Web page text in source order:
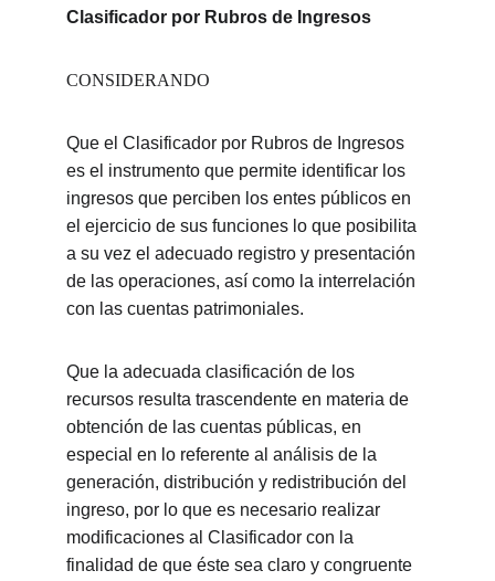
Clasificador por Rubros de Ingresos
CONSIDERANDO
Que el Clasificador por Rubros de Ingresos
es el instrumento que permite identificar los
ingresos que perciben los entes públicos en
el ejercicio de sus funciones lo que posibilita
a su vez el adecuado registro y presentación
de las operaciones, así como la interrelación
con las cuentas patrimoniales.
Que la adecuada clasificación de los
recursos resulta trascendente en materia de
obtención de las cuentas públicas, en
especial en lo referente al análisis de la
generación, distribución y redistribución del
ingreso, por lo que es necesario realizar
modificaciones al Clasificador con la
finalidad de que éste sea claro y congruente